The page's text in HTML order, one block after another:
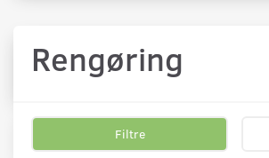
Rengøring
Filtre